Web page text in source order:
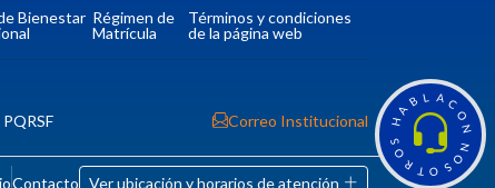
H
A
B L A C
O
N
N
O
S
O
T
R
O
S
Bienestar Régimen de
Matrícula
Términos y condiciones
de la página web
Correo Institucional
Contacto Ver ubicación y horarios de atención